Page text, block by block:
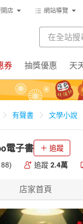
店 網站導覽
券 抽獎優惠 天
有聲書 文學小說
電子書 追蹤
追蹤 2.4萬
店家首頁